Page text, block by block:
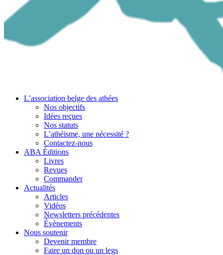
L’association belge des athées
Nos objectifs
Idées reçues
Nos statuts
L’athéisme, une nécessité ?
Contactez-nous
ABA Éditions
Livres
Revues
Commander
Actualités
Articles
Vidéos
Newsletters précédentes
Évènements
Nous soutenir
Devenir membre
Faire un don ou un legs